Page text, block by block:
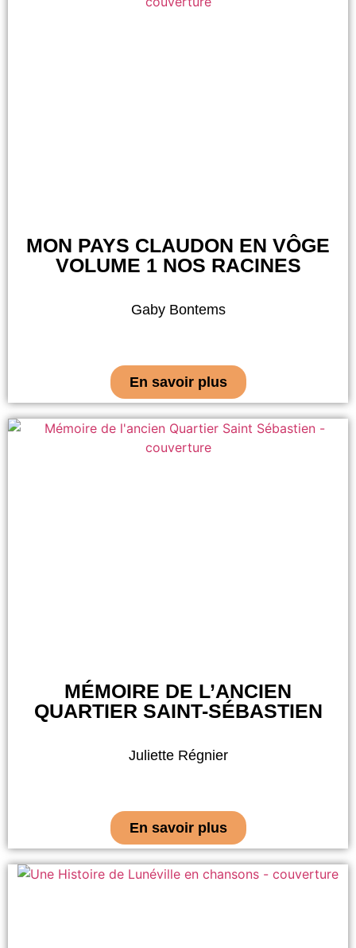
MON PAYS CLAUDON EN VÔGE
VOLUME 1 NOS RACINES
Gaby Bontems
En savoir plus
MÉMOIRE DE L’ANCIEN
QUARTIER SAINT-SÉBASTIEN
Juliette Régnier
En savoir plus